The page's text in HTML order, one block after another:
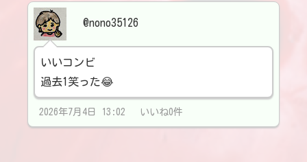
@nono35126
いいコンビ
過去1笑った😂
2026年7月4日 13:02 いいね0件